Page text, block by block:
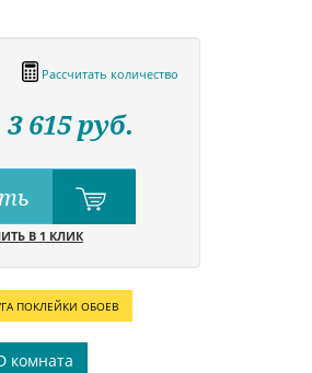
Рассчитать количество
3 615руб.
В 1 КЛИК
ПОКЛЕЙКИ ОБОЕВ
комната